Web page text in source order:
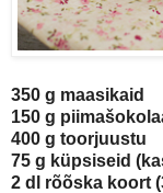
350 g maasikaid
150 g
400 g toorjuustu
75 g küpsiseid
2 dl rõõska koort